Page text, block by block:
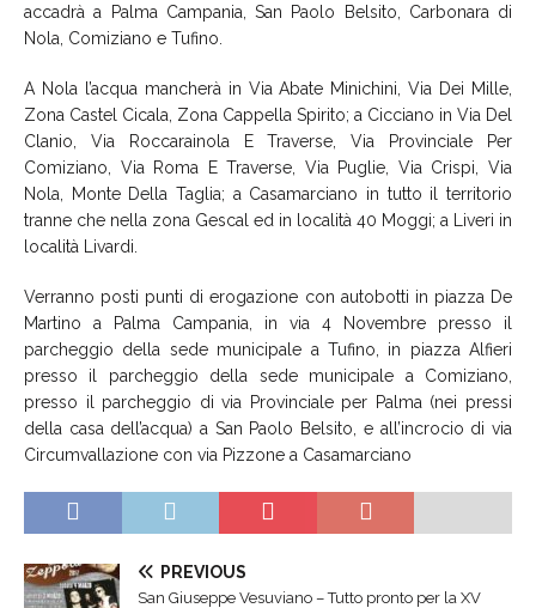
accadrà a Palma Campania, San Paolo Belsito, Carbonara di
Nola, Comiziano e Tufino.
A Nola l’acqua mancherà in Via Abate Minichini, Via Dei Mille,
Zona Castel Cicala, Zona Cappella Spirito; a Cicciano in Via Del
Clanio, Via Roccarainola E Traverse, Via Provinciale Per
Comiziano, Via Roma E Traverse, Via Puglie, Via Crispi, Via
Nola, Monte Della Taglia; a Casamarciano in tutto il territorio
tranne che nella zona Gescal ed in località 40 Moggi; a Liveri in
località Livardi.
Verranno posti punti di erogazione con autobotti in piazza De
Martino a Palma Campania, in via 4 Novembre presso il
parcheggio della sede municipale a Tufino, in piazza Alfieri
presso il parcheggio della sede municipale a Comiziano,
presso il parcheggio di via Provinciale per Palma (nei pressi
della casa dell’acqua) a San Paolo Belsito, e all’incrocio di via
Circumvallazione con via Pizzone a Casamarciano
PREVIOUS
San Giuseppe Vesuviano – Tutto pronto per la XV